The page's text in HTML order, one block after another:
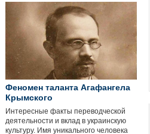
Феномен таланта Агафангела
Крымского
Интересные факты переводческой
деятельности и вклад в украинскую
культуру. Имя уникального человека